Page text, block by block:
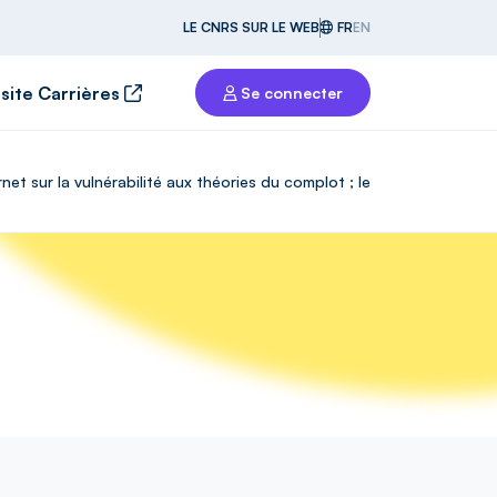
LE CNRS SUR LE WEB FREN
Carrières Se connecter
sur la vulnérabilité aux théories du complot ; le